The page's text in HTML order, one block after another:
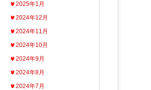
2025年1月
2024年12月
2024年11月
2024年10月
2024年9月
2024年8月
2024年7月